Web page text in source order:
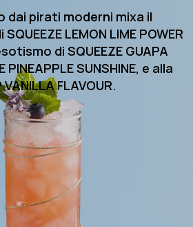
pirati moderni mixa il
LEMON LIME POWER
di SQUEEZE GUAPA
PINEAPPLE SUNSHINE, e alla
FLAVOUR.